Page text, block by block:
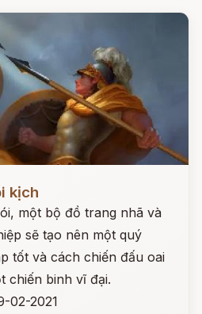
kịch
một bộ đồ trang nhã và
sẽ tạo nên một quý
tốt và cách chiến đấu oai
chiến binh vĩ đại.
02-2021